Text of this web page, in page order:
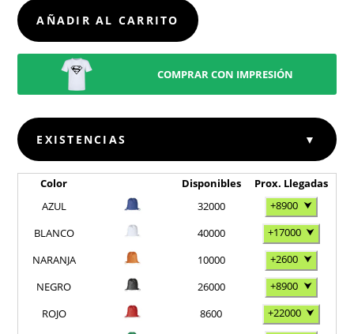
AÑADIR AL CARRITO
COMPRAR CON IMPRESIÓN
EXISTENCIAS ▼
Color Disponibles
Prox. Llegadas
AZUL
32000 +8900 ⮟
BLANCO
40000 +17000 ⮟
NARANJA
10000 +2600 ⮟
NEGRO
26000 +8900 ⮟
ROJO
8600 +22000 ⮟